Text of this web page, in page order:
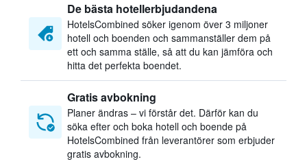
De bästa hotellerbjudandena
HotelsCombined söker igenom över 3 miljoner
hotell och boenden och sammanställer dem på
ett och samma ställe, så att du kan jämföra och
hitta det perfekta boendet.
Gratis avbokning
Planer ändras – vi förstår det. Därför kan du
söka efter och boka hotell och boende på
HotelsCombined från leverantörer som erbjuder
gratis avbokning.